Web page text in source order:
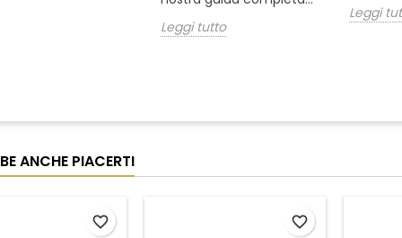
Leggi tutto
Leggi
ANCHE PIACERTI
favorite_border favorite_border